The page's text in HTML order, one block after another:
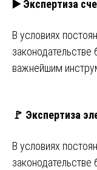
▶️ Экспертиза
В условиях
законодательстве
важнейшим
🚩 Экспертиза
В условиях
законодательстве